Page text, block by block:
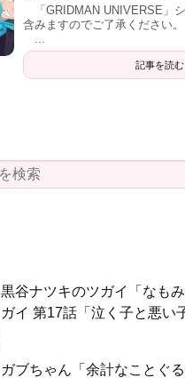
「GRIDMAN UNIVERSE」
含みますのでご了承ください。
記事を読む
黒谷ナツキのツガイ「なも
ガイ 第17話「泣く子と悪い
ガブちゃん「余計なことぐ